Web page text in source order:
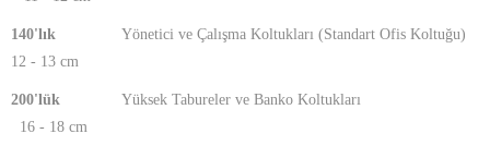
140'lık Yönetici ve Çalışma Koltukları (Standart Ofis Koltuğu)
12 - 13 cm
200'lük Yüksek Tabureler ve Banko Koltukları
16 - 18 cm